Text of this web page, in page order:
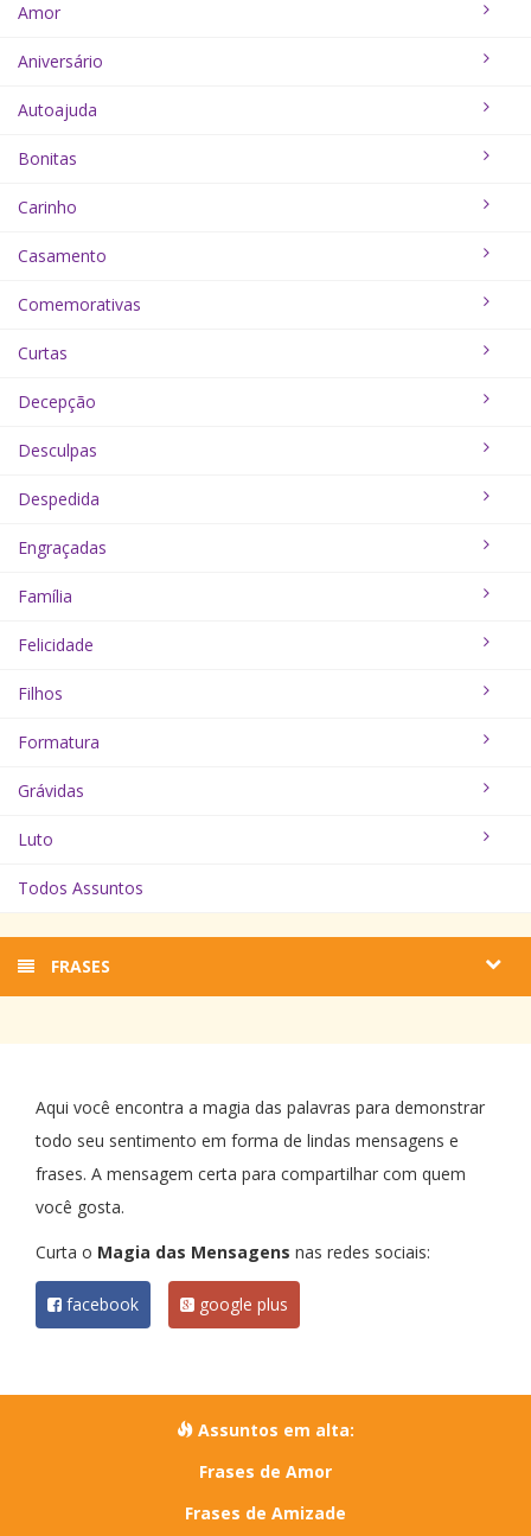
Amor
Aniversário
Autoajuda
Bonitas
Carinho
Casamento
Comemorativas
Curtas
Decepção
Desculpas
Despedida
Engraçadas
Família
Felicidade
Filhos
Formatura
Grávidas
Luto
Todos Assuntos
FRASES
Aqui você encontra a magia das palavras para demonstrar
todo seu sentimento em forma de lindas mensagens e
frases. A mensagem certa para compartilhar com quem
você gosta.
Curta o Magia das Mensagens nas redes sociais:
facebook google plus
Assuntos em alta:
Frases de Amor
Frases de Amizade